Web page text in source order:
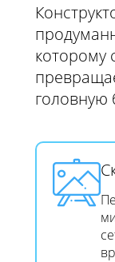
которому
головную